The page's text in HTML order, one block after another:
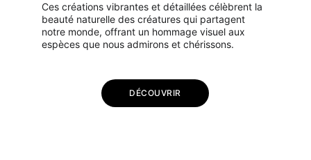
Ces créations vibrantes et détaillées célèbrent la
beauté naturelle des créatures qui partagent
notre monde, offrant un hommage visuel aux
espèces que nous admirons et chérissons.
DÉCOUVRIR